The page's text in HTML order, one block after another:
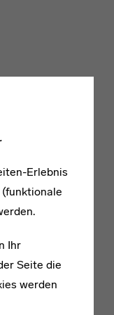
Erlebnis
Ihr
Seite die
werden